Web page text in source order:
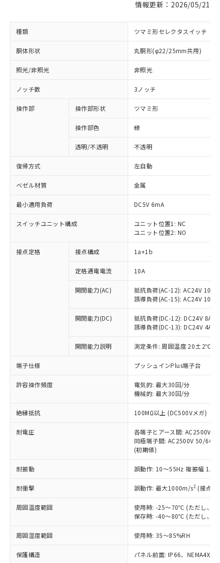
情報更新：2026/05/21
種類 ツマミ形セレクタスイッチ
胴体形状 丸胴形(φ22/25mm共用)
照光/非照光 非照光
ノッチ数 3ノッチ
操作部 操作部形状 ツマミ形
操作部色 緑
透明/不透明 不透明
復帰方式 左自動
ベゼル材質 金属
最小適用負荷 DC5V 6mA
スイッチユニット構成
ユニット位置1: NC
ユニット位置2: NO
接点定格 接点構成 1a+1b
定格通電電流 10A
開閉能力(AC)
抵抗負荷(AC-12): AC24V 10A/
誘導負荷(AC-15): AC24V
開閉能力(DC)
抵抗負荷(DC-12): DC24V 8A/
誘導負荷(DC-13): DC24V 4A/
開閉能力説明 測定条件: 周囲温度 20±2℃、
端子仕様 プッシュインPlus端子台
許容操作頻度
電気的: 最大30回/分
機械的: 最大30回/分
絶縁抵抗 100MΩ以上 (DC500Vメガ)
耐電圧
各端子とアース間: AC2500V
同極端子間: AC2500V 50/
(初期値)
耐振動 誤動作: 10～55Hz 複振幅
耐衝撃 誤動作: 最大1000m/s2 (接点
周囲温度範囲
使用時: -25～70℃ (ただし、氷
保存時: -40～80℃ (ただし、氷
周囲湿度範囲 使用時: 35～85%RH
保護構造 パネル前面: IP66、NEMA4X,
ご利用条件
以下の条件をお読みいただき、同意のうえ
ご利用ください。
本サービスは、当社制御機器事業取扱
商品の当社在庫状況および標準価格
(税抜)を提供させていただくもので
本サービスの対象外となる商品もある
ことをご了承ください。
在庫状況および標準価格照会結果は、
記載している更新日時点での社内デー
タに基づき作成されるものであり、閲
覧された時点での実際の在庫および標
準価格とは異なる場合があることをご
※1 対応状況
対応済み：EU RoHS指令（10物質）の
非含有に対応した製品が提供可能な商品で
対応予定：EU RoHS指令（10物質）の非含
有に対応した製品に切り替える予定のある
商品です。
対応予定なし：EU RoHS指令（10物質）の
非含有に非対応の商品で、対応品を出す予
定はありません。
調査・確認中：EU RoHS指令（10物質）の
非含有の対応状況を調査中または確認中の
非該当品：ライセンス料など無形物で、有
害物質有無と関係のない商品です。
仕入先様の事情により、非含有部品として
いたものが、含有品と判明した場合などや
ミウム(Cd) 100ppm以下、
六価クロム(Cr(Ⅵ)) 1000ppm以下、ポリ臭化ビフェニル
類(PBB) 1000ppm以下、ポリ臭化ジフェニルエーテル類
(PBDE) 1000ppm以下、フタル酸ビス(2-エチルヘキシ
「○」：最大均質材料含有率が中国RoHSの
基準値以下であることを示します。
「×」：最大均質材料含有率が中国RoHSの
基準値を超えていることを示します。
「－」：未確認です。当社販売部門へお問
い合わせください。
Pb(鉛) :1000ppm、 Hg(水銀) : 1000ppm、 Cd(カドミウ
Cr(Ⅵ)(六価クロム) : 1000ppm、 PBBs(ポリ臭化ビフェ
当社は、これら貴社製品のうち、外国
為替および外国貿易法に定める商品
（以下｢規制貨物等」という）を輸出
または国外への提供する場合は、日本
国政府の輸出許可(または役務取引許
可)を取得するなどの必要な手続きを
号